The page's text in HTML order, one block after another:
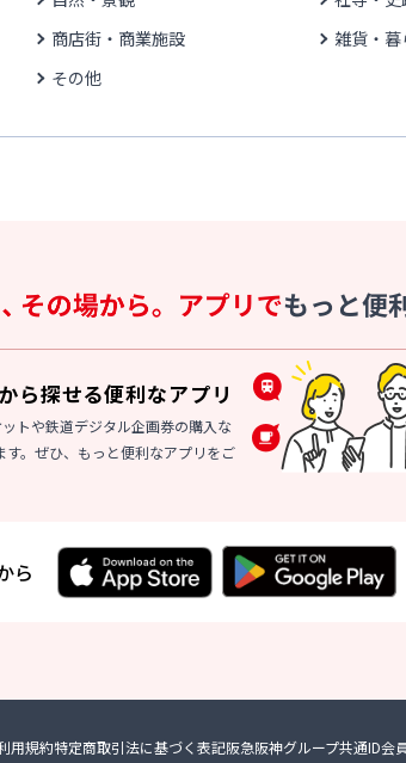
商店街・商業施設 雑貨・暮
その他
ら探せる便利なアプリ
トや鉄道デジタル企画券の購入な
。ぜひ、もっと便利なアプリをご
ら
用規約特定商取引法に基づく表記阪急阪神グループ共通ID会